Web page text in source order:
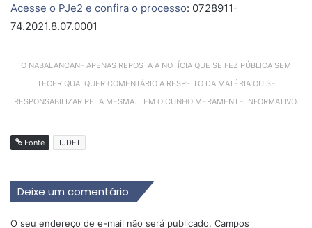
Acesse o PJe2 e confira o processo: 0728911-
74.2021.8.07.0001
O NABALANCANF APENAS REPOSTA A NOTÍCIA QUE SE FEZ PÚBLICA SEM
TECER QUALQUER COMENTÁRIO A RESPEITO DA MATÉRIA OU SE
RESPONSABILIZAR PELA MESMA. TEM O CUNHO MERAMENTE INFORMATIVO.
Fonte TJDFT
Deixe um comentário
O seu endereço de e-mail não será publicado. Campos